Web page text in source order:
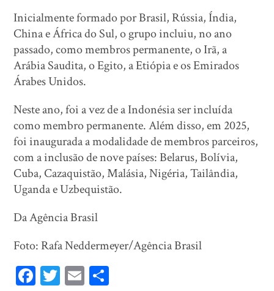
Inicialmente formado por Brasil, Rússia, Índia,
China e África do Sul, o grupo incluiu, no ano
passado, como membros permanente, o Irã, a
Arábia Saudita, o Egito, a Etiópia e os Emirados
Árabes Unidos.
Neste ano, foi a vez de a Indonésia ser incluída
como membro permanente. Além disso, em 2025,
foi inaugurada a modalidade de membros parceiros,
com a inclusão de nove países: Belarus, Bolívia,
Cuba, Cazaquistão, Malásia, Nigéria, Tailândia,
Uganda e Uzbequistão.
Da Agência Brasil
Foto: Rafa Neddermeyer/Agência Brasil
Fa T E